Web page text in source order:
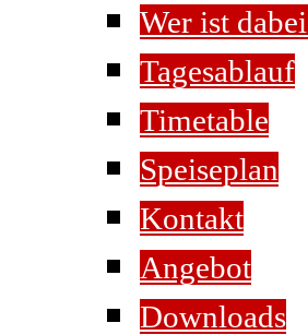
Wer ist
Tagesablauf
Timetable
Speiseplan
Kontakt
Angebot
Downloads